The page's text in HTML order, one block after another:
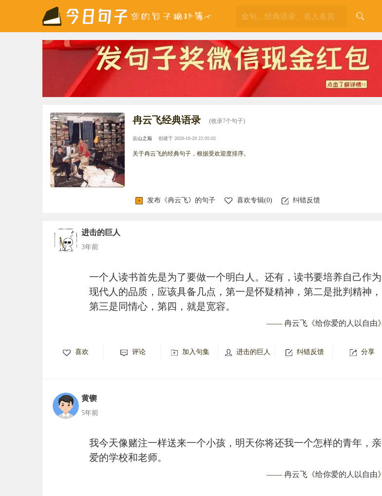
冉云飞经典语录 (收录7个句子)
云山之巅 创建于 2020-10-29 22:05:02
关于冉云飞的经典句子，根据受欢迎度排序。
发布《冉云飞》的句子 喜欢专辑(0) 纠错反馈
进击的巨人
3年前
一个人读书首先是为了要做一个明白人。还有，读书要培养自己作为
现代人的品质，应该具备几点，第一是怀疑精神，第二是批判精神，
第三是同情心，第四，就是宽容。
—— 冉云飞 《给你爱的人以自由》
喜欢 评论 加入句集 进击的巨人 纠错反馈 分享
黄锲
5年前
我今天像赌注一样送来一个小孩，明天你将还我一个怎样的青年，亲
爱的学校和老师。
—— 冉云飞 《给你爱的人以自由》